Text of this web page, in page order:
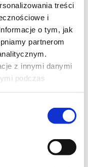
treści
i
o tym, jak
partnerom
z innymi danymi
podczas
2
po wydarzeniach, które
Anne Hathaway, Emily
się w swoje ikoniczne
ambicja i